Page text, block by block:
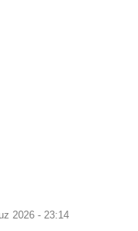
2026 - 23:14